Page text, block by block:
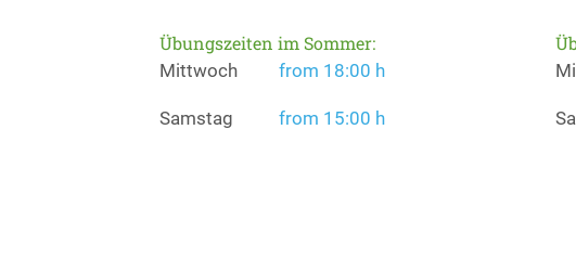
Übungszeiten im Sommer:
Mittwoch from 18:00 h
Samstag from 15:00 h